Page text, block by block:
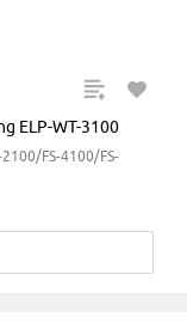
ELP-WT-3100
FS-4100/FS-